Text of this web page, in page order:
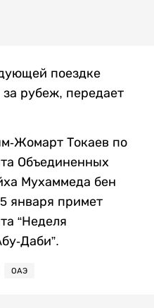
поездке
рубеж, передает
Жомарт Токаев по
Объединенных
Мухаммеда бен
января примет
“Неделя
Даби”.
ОАЭ